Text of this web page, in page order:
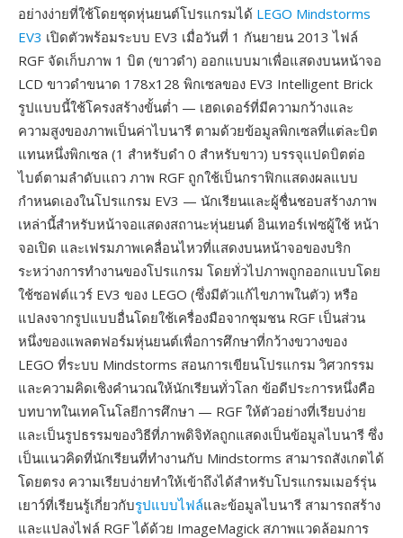
อย่างง่ายที่ใช้โดยชุดหุ่นยนต์โปรแกรมได้ LEGO Mindstorms
EV3 เปิดตัวพร้อมระบบ EV3 เมื่อวันที่ 1 กันยายน 2013 ไฟล์
RGF จัดเก็บภาพ 1 บิต (ขาวดำ) ออกแบบมาเพื่อแสดงบนหน้าจอ
LCD ขาวดำขนาด 178x128 พิกเซลของ EV3 Intelligent Brick
รูปแบบนี้ใช้โครงสร้างขั้นต่ำ — เฮดเดอร์ที่มีความกว้างและ
ความสูงของภาพเป็นค่าไบนารี ตามด้วยข้อมูลพิกเซลที่แต่ละบิต
แทนหนึ่งพิกเซล (1 สำหรับดำ 0 สำหรับขาว) บรรจุแปดบิตต่อ
ไบต์ตามลำดับแถว ภาพ RGF ถูกใช้เป็นกราฟิกแสดงผลแบบ
กำหนดเองในโปรแกรม EV3 — นักเรียนและผู้ชื่นชอบสร้างภาพ
เหล่านี้สำหรับหน้าจอแสดงสถานะหุ่นยนต์ อินเทอร์เฟซผู้ใช้ หน้า
จอเปิด และเฟรมภาพเคลื่อนไหวที่แสดงบนหน้าจอของบริก
ระหว่างการทำงานของโปรแกรม โดยทั่วไปภาพถูกออกแบบโดย
ใช้ซอฟต์แวร์ EV3 ของ LEGO (ซึ่งมีตัวแก้ไขภาพในตัว) หรือ
แปลงจากรูปแบบอื่นโดยใช้เครื่องมือจากชุมชน RGF เป็นส่วน
หนึ่งของแพลตฟอร์มหุ่นยนต์เพื่อการศึกษาที่กว้างขวางของ
LEGO ที่ระบบ Mindstorms สอนการเขียนโปรแกรม วิศวกรรม
และความคิดเชิงคำนวณให้นักเรียนทั่วโลก ข้อดีประการหนึ่งคือ
บทบาทในเทคโนโลยีการศึกษา — RGF ให้ตัวอย่างที่เรียบง่าย
และเป็นรูปธรรมของวิธีที่ภาพดิจิทัลถูกแสดงเป็นข้อมูลไบนารี ซึ่ง
เป็นแนวคิดที่นักเรียนที่ทำงานกับ Mindstorms สามารถสังเกตได้
โดยตรง ความเรียบง่ายทำให้เข้าถึงได้สำหรับโปรแกรมเมอร์รุ่น
เยาว์ที่เรียนรู้เกี่ยวกับรูปแบบไฟล์และข้อมูลไบนารี สามารถสร้าง
และแปลงไฟล์ RGF ได้ด้วย ImageMagick สภาพแวดล้อมการ